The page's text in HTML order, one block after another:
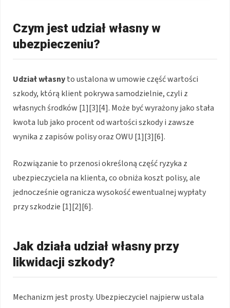
Czym jest udział własny w
ubezpieczeniu?
Udział własnyto ustalona w umowie część wartości
szkody, którą klient pokrywa samodzielnie, czyli z
własnych środków [1][3][4]. Może być wyrażony jako stała
kwota lub jako procent od wartości szkody i zawsze
wynika z zapisów polisy oraz OWU [1][3][6].
Rozwiązanie to przenosi określoną część ryzyka z
ubezpieczyciela na klienta, co obniża koszt polisy, ale
jednocześnie ogranicza wysokość ewentualnej wypłaty
przy szkodzie [1][2][6].
Jak działa udział własny przy
likwidacji szkody?
Mechanizm jest prosty. Ubezpieczyciel najpierw ustala